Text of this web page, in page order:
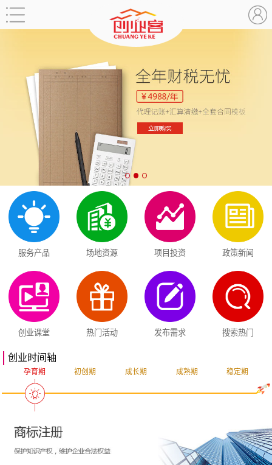
服务产品 场地资源 项目投资 政策新闻
创业课堂 热门活动 发布需求 搜索热门
创业时间轴
孕育期 初创期 成长期 成熟期 稳定期